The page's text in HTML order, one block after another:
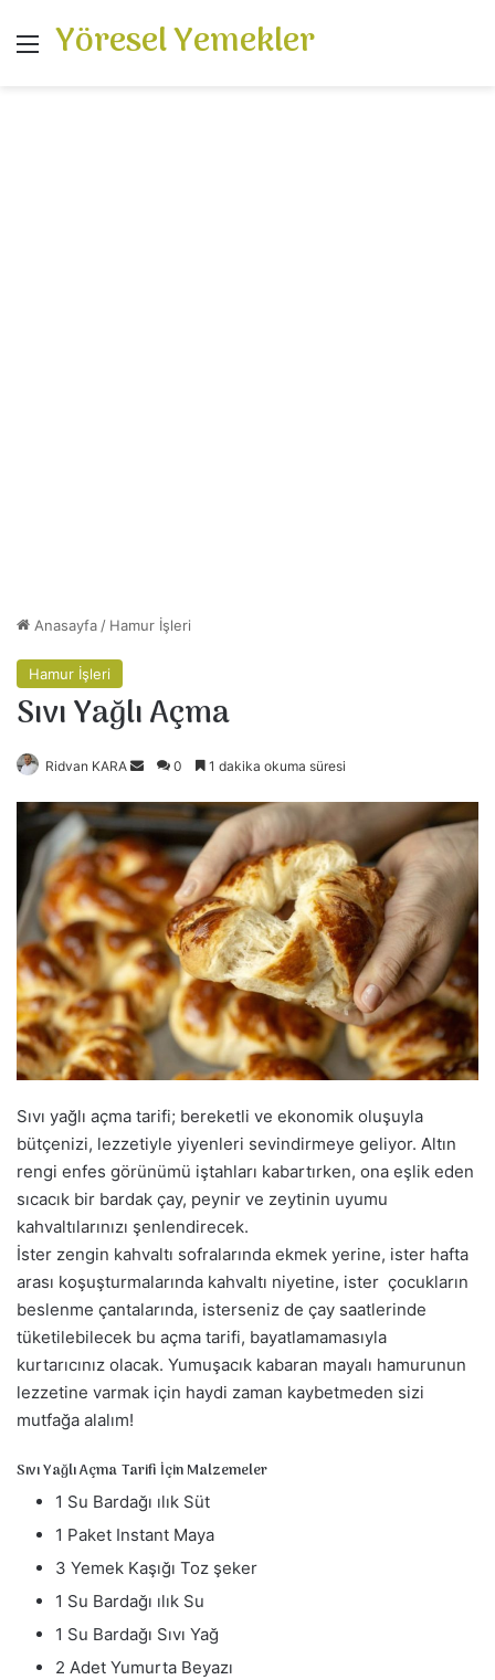
Menü
Yöresel Yemekler
Anasayfa / Hamur İşleri
Hamur İşleri
Sıvı Yağlı Açma
Ridvan KARA
r
e
-
p
s
t
a
g
n
d
e
r
m
0 1 dakika okuma süresi
Sıvı yağlı açma tarifi; bereketli ve ekonomik oluşuyla
bütçenizi, lezzetiyle yiyenleri sevindirmeye geliyor. Altın
rengi enfes görünümü iştahları kabartırken, ona eşlik eden
sıcacık bir bardak çay, peynir ve zeytinin uyumu
kahvaltılarınızı şenlendirecek.
İster zengin kahvaltı sofralarında ekmek yerine, ister hafta
arası koşuşturmalarında kahvaltı niyetine, ister çocukların
beslenme çantalarında, isterseniz de çay saatlerinde
tüketilebilecek bu açma tarifi, bayatlamamasıyla
kurtarıcınız olacak. Yumuşacık kabaran mayalı hamurunun
lezzetine varmak için haydi zaman kaybetmeden sizi
mutfağa alalım!
Sıvı Yağlı Açma Tarifi İçin Malzemeler
1 Su Bardağı ılık Süt
1 Paket Instant Maya
3 Yemek Kaşığı Toz şeker
1 Su Bardağı ılık Su
1 Su Bardağı Sıvı Yağ
2 Adet Yumurta Beyazı